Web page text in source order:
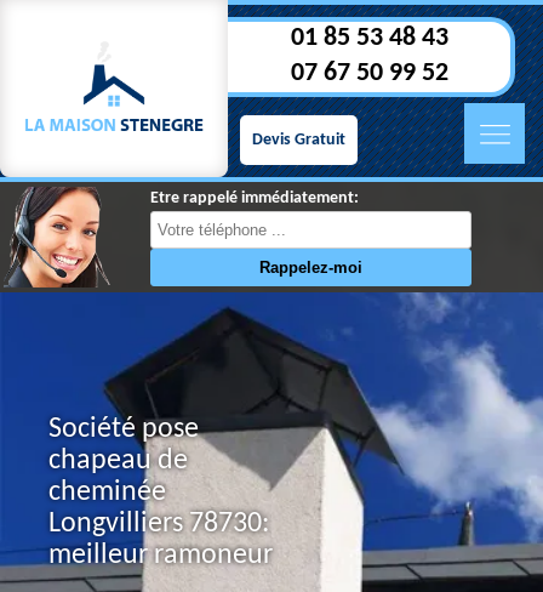
01 85 53 48 43
07 67 50 99 52
Devis Gratuit
Etre rappelé immédiatement:
Société pose
chapeau de
cheminée
Longvilliers 78730:
meilleur ramoneur